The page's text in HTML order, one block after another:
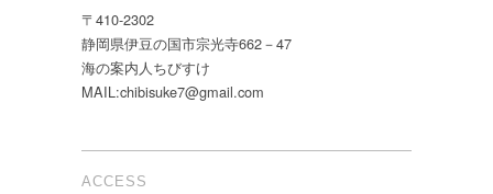
〒410-2302
静岡県伊豆の国市宗光寺662－47
海の案内人ちびすけ
MAIL:chibisuke7@gmail.com
ACCESS